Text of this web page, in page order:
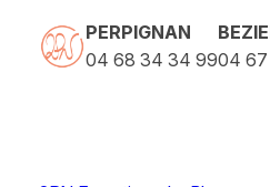
PERPIGNAN
04 68 34 34 9904 67